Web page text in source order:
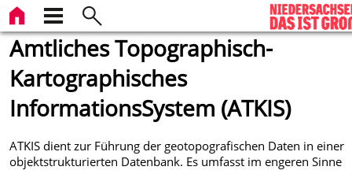
Amtliches Topographisch-
Kartographisches
InformationsSystem (ATKIS)
ATKIS dient zur Führung der geotopografischen Daten in einer
objektstrukturierten Datenbank. Es umfasst im engeren Sinne